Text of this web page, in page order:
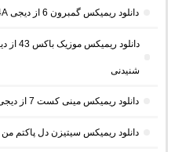
دانلود ریمیکس گمبرون 6 از دیجی 4A (ریمیکس طولانی شاد بندری جنوبی)
شنیدنی
دانلود ریمیکس مینی کست 7 از دیجی مهراس
دانلود ریمیکس سیتیزن دل پاکتم